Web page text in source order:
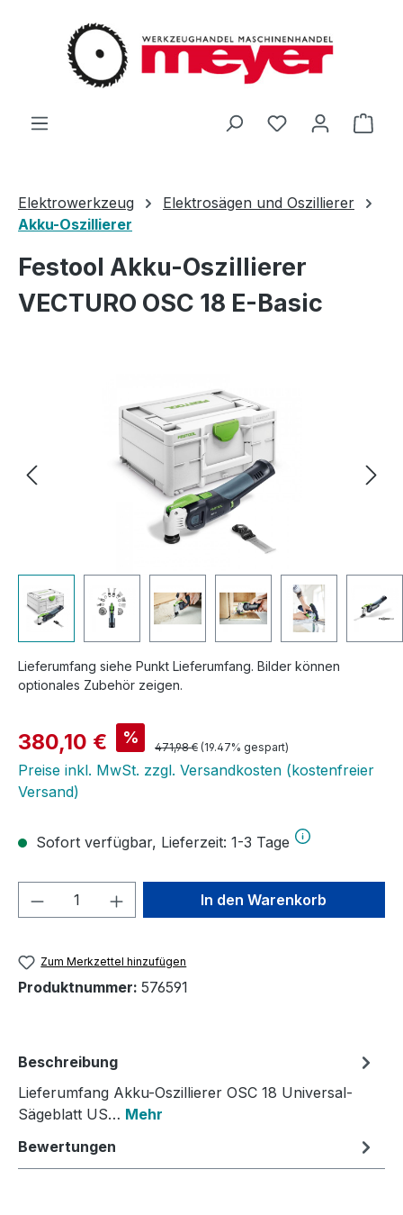
Zum Hauptinhalt springen
Du hast 0
Elektrowerkzeug
Elektrosägen und Oszillierer
Akku-Oszillierer
Festool Akku-Oszillierer
VECTURO OSC 18 E-Basic
Lieferumfang siehe Punkt Lieferumfang. Bilder können
optionales Zubehör zeigen.
Verkaufspreis:
380,10 € % Regulärer Preis:
471,98 € (19.47% gespart)
Preise inkl. MwSt. zzgl. Versandkosten (kostenfreier
Versand)
Sofort verfügbar, Lieferzeit: 1-3 Tage
Produkt Anzahl: Gib denIn den Warenkorb
Zum Merkzettel hinzufügen
Produktnummer: 576591
Beschreibung
Lieferumfang Akku-Oszillierer OSC 18 Universal-
Sägeblatt US… Mehr
Bewertungen